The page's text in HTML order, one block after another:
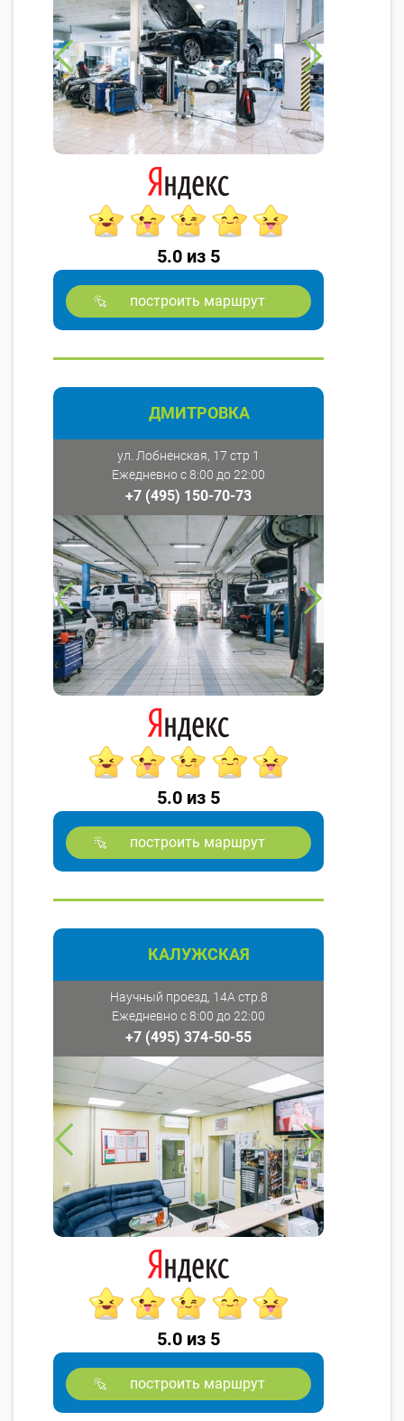
5.0 из 5
построить маршрут
ДМИТРОВКА
ул. Лобненская, 17 стр 1
Ежедневно с 8:00 до 22:00
+7 (495) 150-70-73
5.0 из 5
построить маршрут
КАЛУЖСКАЯ
Научный проезд, 14А стр.8
Ежедневно с 8:00 до 22:00
+7 (495) 374-50-55
5.0 из 5
построить маршрут